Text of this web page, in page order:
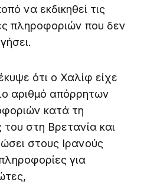
να εκδικηθεί τις
πληροφοριών που δεν
ότι ο Χαλίφ είχε
αριθμό απόρρητων
κατά τη
του στη Βρετανία και
στους Ιρανούς
για